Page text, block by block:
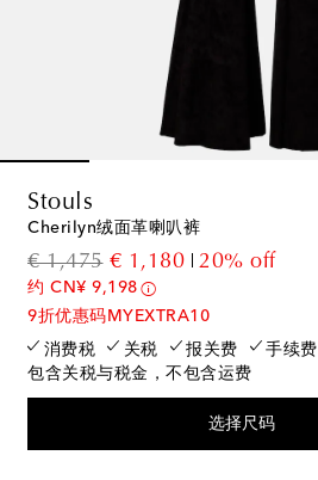
Stouls
Cherilyn绒面革喇叭裤
€ 1,475original price
€ 1,180discount price
20% off
约 CN¥ 9,198
9折优惠码MYEXTRA10
消费税
关税 报关费
手续费
包含关税与税金，不包含运费
选择尺码